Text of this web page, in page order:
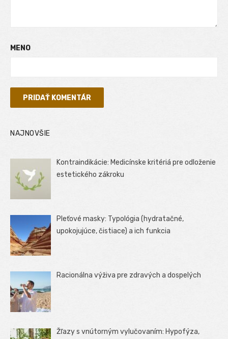
MENO
NAJNOVŠIE
Kontraindikácie: Medicínske kritériá pre odloženie
estetického zákroku
Pleťové masky: Typológia (hydratačné,
upokojujúce, čistiace) a ich funkcia
Racionálna výživa pre zdravých a dospelých
Žľazy s vnútorným vylučovaním: Hypofýza,